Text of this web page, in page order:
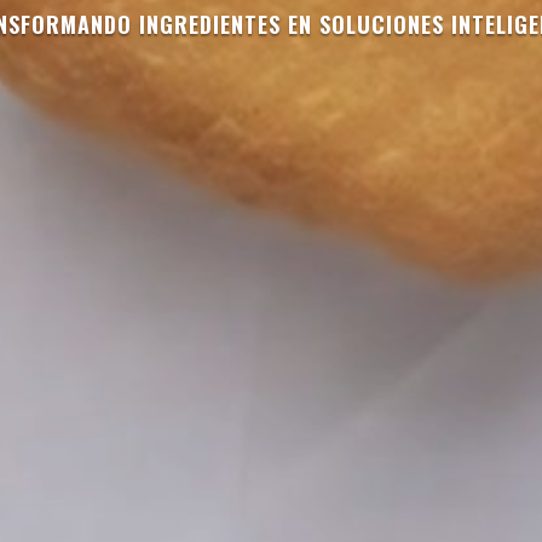
INGREDIENTES EN SOLUCIONES